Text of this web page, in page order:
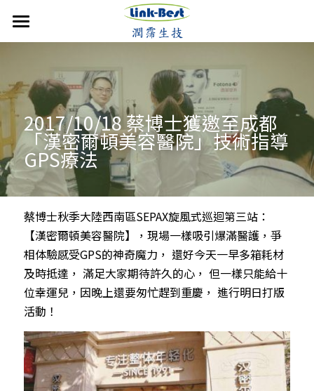
首頁
潤霈快訊
最新消息
媒體報導
影音分享
活動集錦
運動賽事
歷年新聞
公司介紹
成立沿革
發展近況
技術優勢
核心團隊
合作計畫
專業證書
銷售產品
保養系列
防蚊產品
醫美產品
牙科產品
骨科產品
外科產品
聯絡潤霈
搜索
2017/10/18 蔡博士獲邀至成都
「漢密爾頓美容醫院」技術指導
GPS療法
蔡博士秋季大陸西南區SEPAX旋風式巡迴第三站：
【漢密爾頓美容醫院】，現場一樣吸引爆滿醫護，爭
相体驗感受GPS的神奇魔力， 還好今天一早多箱耗材
及時抵達， 滿足大家期待許久的心， 但一樣只能給十
位幸運兒，因晚上還要匆忙趕到重慶， 進行明日打版
活動！